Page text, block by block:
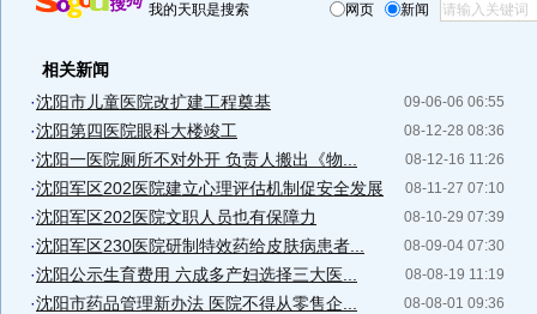
我的天职是搜索 网页 新闻
相关新闻
09-06-06 06:55
·沈阳市儿童医院改扩建工程奠基
08-12-28 08:36
·沈阳第四医院眼科大楼竣工
08-12-16 11:26
·沈阳一医院厕所不对外开 负责人搬出《物...
08-11-27 07:10
·沈阳军区202医院建立心理评估机制促安全发展
08-10-29 07:39
·沈阳军区202医院文职人员也有保障力
08-09-04 07:30
·沈阳军区230医院研制特效药给皮肤病患者...
08-08-19 11:19
·沈阳公示生育费用 六成多产妇选择三大医...
08-08-01 09:36
·沈阳市药品管理新办法 医院不得从零售企...